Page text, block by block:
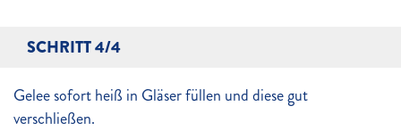
SCHRITT 4/4
Gelee sofort heiß in Gläser füllen und diese gut
verschließen.